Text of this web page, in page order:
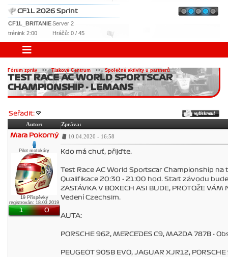
CF1L 2026 Sprint
CF1L_BRITANIEServer 2
trénink 2:00
Hráčů: 0 / 45
Fórum zpráv >>Tiskové Centrum >> Společné aktivity u partnerů
TEST RACE AC WORLD SPORTSCAR
CHAMPIONSHIP - LEMANS
Seřadit:
Autor:
Zpráva:
Mara Pokorný
Pilot motokáry
19 Příspěvky
registrován: 18.03.2019
1 0
10.04.2020 - 16:58
Kdo má chuť, přijďte.
Test Race AC World Sportscar Championship
Qualifikace 20:30 - 21:00 hod. Start závodu
ZASTÁVKA V BOXECH ASI BUDE, PROTOŽE
Vedení Czechsim.
AUTA:
PORSCHE 962, MERCEDES C9, MAZDA 787B -
PEUGEOT 905B EVO, JAGUAR XJR12,